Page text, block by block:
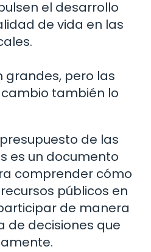
el desarrollo
de vida en las
grandes, pero las
también lo
de las
es un documento
comprender cómo
públicos en
de manera
de decisiones que